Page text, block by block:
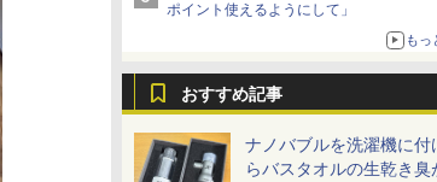
ポイント使えるようにして」
もっ
おすすめ記事
ナノバブルを洗濯機に付
らバスタオルの生乾き臭